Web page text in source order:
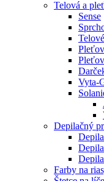
Telová a
Sense
Vyta-
Depilačný
Farby na